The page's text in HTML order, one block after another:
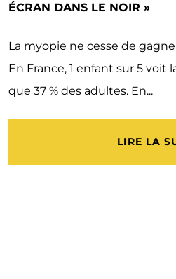
ÉCRAN DANS LE NOIR »
La myopie ne cesse de
En France, 1 enfant sur 5 voit
que 37 % des adultes. En...
LIRE LA